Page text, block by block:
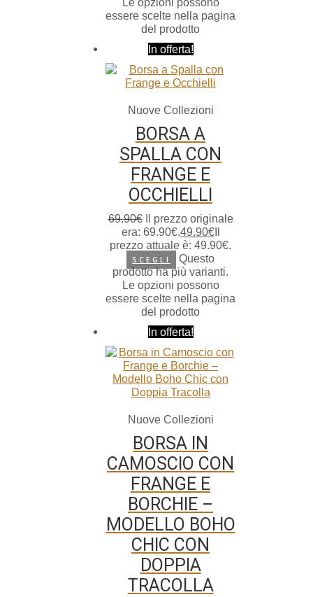
essere scelte nella pagina
del prodotto
In offerta!
Nuove Collezioni
BORSA A
SPALLA CON
FRANGE E
OCCHIELLI
69.90€ Il prezzo originale
era: 69.90€.49.90€Il
prezzo attuale è: 49.90€.
SCEGLI
Questo
prodotto ha più varianti.
Le opzioni possono
essere scelte nella pagina
del prodotto
In offerta!
Nuove Collezioni
BORSA IN
CAMOSCIO CON
FRANGE E
BORCHIE –
MODELLO BOHO
CHIC CON
DOPPIA
TRACOLLA